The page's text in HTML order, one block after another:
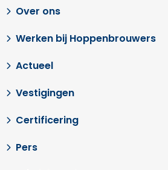
Over ons
Werken bij Hoppenbrouwers
Actueel
Vestigingen
Certificering
Pers